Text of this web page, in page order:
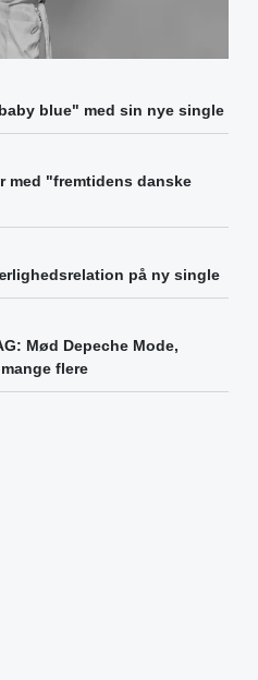
blue" med sin nye single
med "fremtidens danske
på ny single
Mød Depeche Mode,
flere